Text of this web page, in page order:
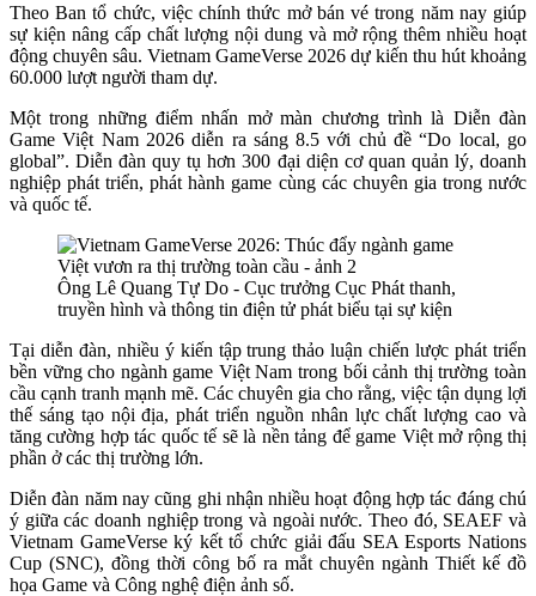
Theo Ban tổ chức, việc chính thức mở bán vé trong năm nay giúp
sự kiện nâng cấp chất lượng nội dung và mở rộng thêm nhiều hoạt
động chuyên sâu. Vietnam GameVerse 2026 dự kiến thu hút khoảng
60.000 lượt người tham dự.
Một trong những điểm nhấn mở màn chương trình là Diễn đàn
Game Việt Nam 2026 diễn ra sáng 8.5 với chủ đề “Do local, go
global”. Diễn đàn quy tụ hơn 300 đại diện cơ quan quản lý, doanh
nghiệp phát triển, phát hành game cùng các chuyên gia trong nước
và quốc tế.
Ông Lê Quang Tự Do - Cục trưởng Cục Phát thanh,
truyền hình và thông tin điện tử phát biểu tại sự kiện
Tại diễn đàn, nhiều ý kiến tập trung thảo luận chiến lược phát triển
bền vững cho ngành game Việt Nam trong bối cảnh thị trường toàn
cầu cạnh tranh mạnh mẽ. Các chuyên gia cho rằng, việc tận dụng lợi
thế sáng tạo nội địa, phát triển nguồn nhân lực chất lượng cao và
tăng cường hợp tác quốc tế sẽ là nền tảng để game Việt mở rộng thị
phần ở các thị trường lớn.
Diễn đàn năm nay cũng ghi nhận nhiều hoạt động hợp tác đáng chú
ý giữa các doanh nghiệp trong và ngoài nước. Theo đó, SEAEF và
Vietnam GameVerse ký kết tổ chức giải đấu SEA Esports Nations
Cup (SNC), đồng thời công bố ra mắt chuyên ngành Thiết kế đồ
họa Game và Công nghệ điện ảnh số.